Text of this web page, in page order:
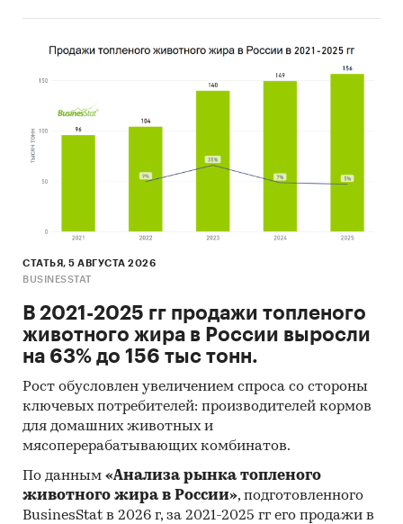
Россия
СТАТЬЯ, 5 АВГУСТА 2026
BUSINESSTAT
В 2021-2025 гг продажи топленого
животного жира в России выросли
на 63% до 156 тыс тонн.
Рост обусловлен увеличением спроса со стороны
ключевых потребителей: производителей кормов
для домашних животных и
мясоперерабатывающих комбинатов.
По данным «Анализа рынка топленого
животного жира в России», подготовленного
BusinesStat в 2026 г, за 2021-2025 гг его продажи в